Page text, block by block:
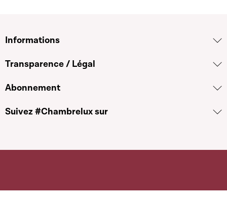
Informations
Transparence / Légal
Abonnement
Suivez #Chambrelux sur